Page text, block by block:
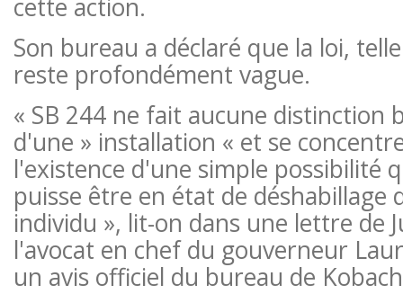
cette action.
Son bureau a déclaré que la loi,
reste profondément vague.
« SB 244 ne fait aucune distinction
d'une » installation « et se
l'existence d'une simple possibilité
puisse être en état de déshabillage
individu », lit-on dans une lettre de
l'avocat en chef du gouverneur
un avis officiel du bureau de